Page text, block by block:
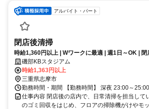
アルバイト・パート
閉店後清掃
時給1,360円以上 | Wワークに最適 | 週1日～OK | 閉
磯部KBスタジアム
時給1,363円以上
三重県志摩市
勤務時間・期間 【勤務時間】 深夜 23:00～
仕事内容 閉店後の店内で、日常清掃を担当して
のゴミ回収をはじめ、フロアの掃除機がけやモ